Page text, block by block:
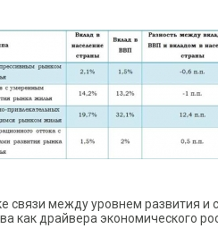
связи между уровнем развития и
как драйвера экономического